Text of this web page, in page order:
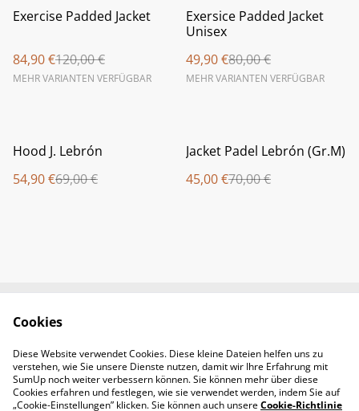
%
Exercise Padded Jacket
84,90 €120,00 €
MEHR VARIANTEN VERFÜGBAR
%
Exersice Padded Jacket
Unisex
49,90 €80,00 €
MEHR VARIANTEN VERFÜGBAR
%
Hood J. Lebrón
54,90 €69,00 €
%
Jacket Padel Lebrón (Gr.M)
45,00 €70,00 €
Legal Terms
Privacy Policy
Cookie Policy
Cookies
Diese Website verwendet Cookies. Diese kleine Dateien helfen uns zu
verstehen, wie Sie unsere Dienste nutzen, damit wir Ihre Erfahrung mit
SumUp noch weiter verbessern können. Sie können mehr über diese
Cookies erfahren und festlegen, wie sie verwendet werden, indem Sie auf
„Cookie-Einstellungen” klicken. Sie können auch unsereCookie-Richtlinie